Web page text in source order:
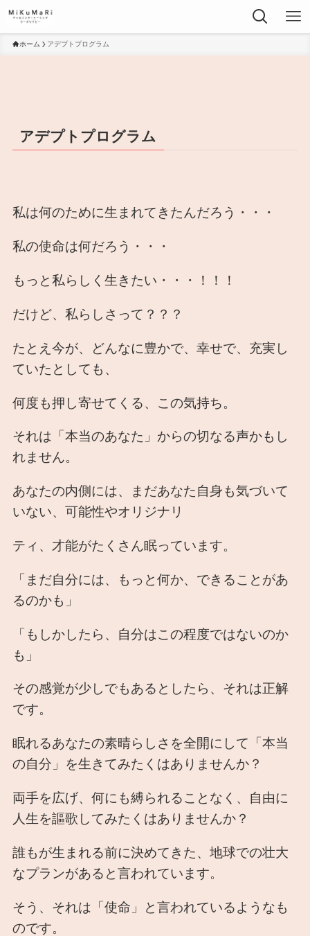
ホーム アデプトプログラム
アデプトプログラム
私は何のために生まれてきたんだろう・・・
私の使命は何だろう・・・
もっと私らしく生きたい・・・！！！
だけど、私らしさって？？？
たとえ今が、どんなに豊かで、幸せで、充実し
ていたとしても、
何度も押し寄せてくる、この気持ち。
それは「本当のあなた」からの切なる声かもし
れません。
あなたの内側には、まだあなた自身も気づいて
いない、可能性やオリジナリ
ティ、才能がたくさん眠っています。
「まだ自分には、もっと何か、できることがあ
るのかも」
「もしかしたら、自分はこの程度ではないのか
も」
その感覚が少しでもあるとしたら、それは正解
です。
眠れるあなたの素晴らしさを全開にして「本当
の自分」を生きてみたくはありませんか？
両手を広げ、何にも縛られることなく、自由に
人生を謳歌してみたくはありませんか？
誰もが生まれる前に決めてきた、地球での壮大
なプランがあると言われています。
そう、それは「使命」と言われているようなも
のです。